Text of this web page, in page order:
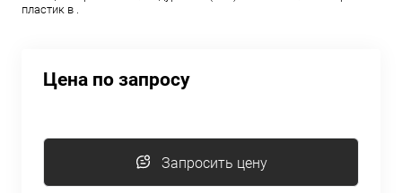
пластик в .
Цена по запросу
Запросить цену